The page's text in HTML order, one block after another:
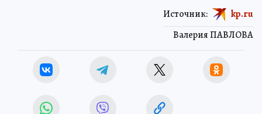
Валерия ПАВЛОВА
Источник: kp.ru